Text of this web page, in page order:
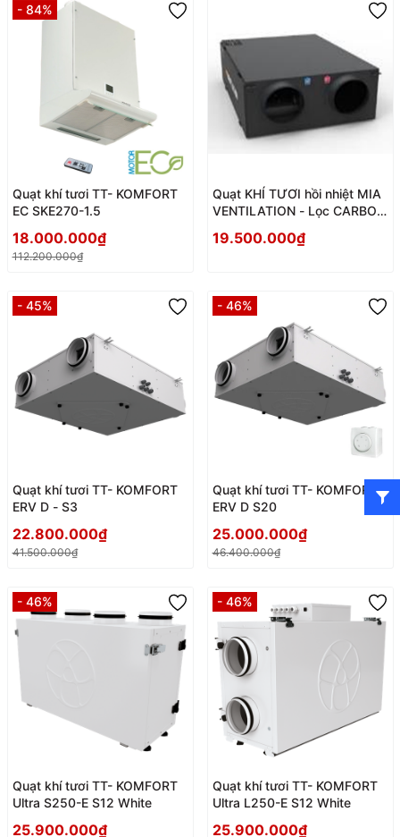
- 84%
Quạt khí tươi TT- KOMFORT
EC SKE270-1.5
18.000.000₫
112.200.000₫
Quạt KHÍ TƯƠI hồi nhiệt MIA
VENTILATION - Lọc CARBON
19.500.000₫
- 45%
Quạt khí tươi TT- KOMFORT
ERV D - S3
22.800.000₫
41.500.000₫
- 46%
Quạt khí tươi TT- KOMFORT
ERV D S20
25.000.000₫
46.400.000₫
- 46%
Quạt khí tươi TT- KOMFORT
Ultra S250-E S12 White
25.900.000₫
- 46%
Quạt khí tươi TT- KOMFORT
Ultra L250-E S12 White
25.900.000₫